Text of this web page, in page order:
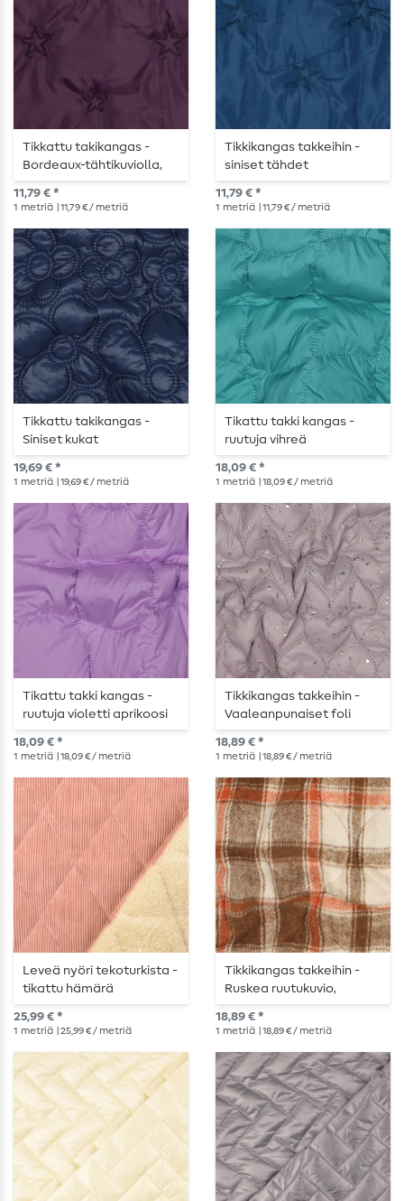
Tikkattu takikangas -
Bordeaux-tähtikuviolla,
toppaus
11,79 € *
1 metriä | 11,79 € / metriä
Tikkikangas takkeihin -
siniset tähdet
toppauksella
11,79 € *
1 metriä | 11,79 € / metriä
Tikkattu takikangas -
Siniset kukat
19,69 € *
1 metriä | 19,69 € / metriä
Tikattu takki kangas -
ruutuja vihreä
vaaleanpunainen
18,09 € *
1 metriä | 18,09 € / metriä
Tikattu takki kangas -
ruutuja violetti aprikoosi
18,09 € *
1 metriä | 18,09 € / metriä
Tikkikangas takkeihin -
Vaaleanpunaiset foli
sydämet, toppattu
18,89 € *
1 metriä | 18,89 € / metriä
Leveä nyöri tekoturkista -
tikattu hämärä
vaaleanpunainen ecru
värinen
25,99 € *
1 metriä | 25,99 € / metriä
Tikkikangas takkeihin -
Ruskea ruutukuvio,
toppattu ja vuorattu
18,89 € *
1 metriä | 18,89 € / metriä